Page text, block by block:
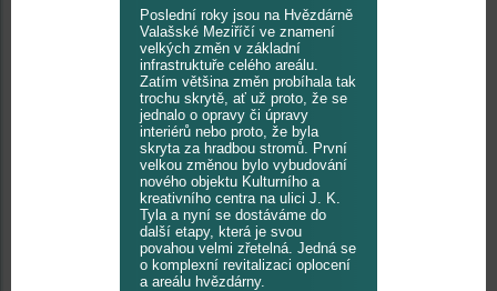
Poslední roky jsou na Hvězdárně
Valašské Meziříčí ve znamení
velkých změn v základní
infrastruktuře celého areálu.
Zatím většina změn probíhala tak
trochu skrytě, ať už proto, že se
jednalo o opravy či úpravy
interiérů nebo proto, že byla
skryta za hradbou stromů. První
velkou změnou bylo vybudování
nového objektu Kulturního a
kreativního centra na ulici J. K.
Tyla a nyní se dostáváme do
další etapy, která je svou
povahou velmi zřetelná. Jedná se
o komplexní revitalizaci oplocení
a areálu hvězdárny.